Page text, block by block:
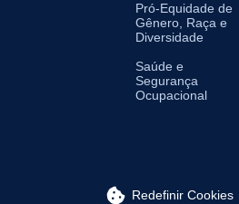
Pró-Equidade de
Gênero, Raça e
Diversidade
Saúde e
Segurança
Ocupacional
Redefinir Cookies